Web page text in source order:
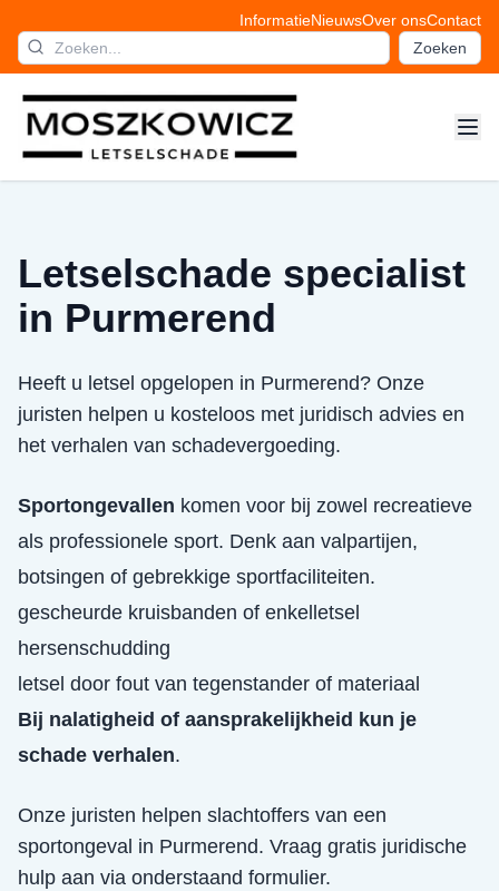
InformatieNieuwsOver onsContact
Zoeken
Letselschade specialist
in Purmerend
Heeft u letsel opgelopen in Purmerend? Onze
juristen helpen u kosteloos met juridisch advies en
het verhalen van schadevergoeding.
Sportongevallen komen voor bij zowel recreatieve
als professionele sport. Denk aan valpartijen,
botsingen of gebrekkige sportfaciliteiten.
gescheurde kruisbanden of enkelletsel
hersenschudding
letsel door fout van tegenstander of materiaal
Bij nalatigheid of aansprakelijkheid kun je
schade verhalen.
Onze juristen helpen slachtoffers van een
sportongeval in Purmerend. Vraag gratis juridische
hulp aan via onderstaand formulier.